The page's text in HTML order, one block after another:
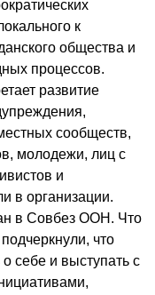
к
общества и
процессов.
развитие
сообществ,
молодежи, лиц с
и
в организации.
в Совбез ООН. Что
что
себе и выступать с